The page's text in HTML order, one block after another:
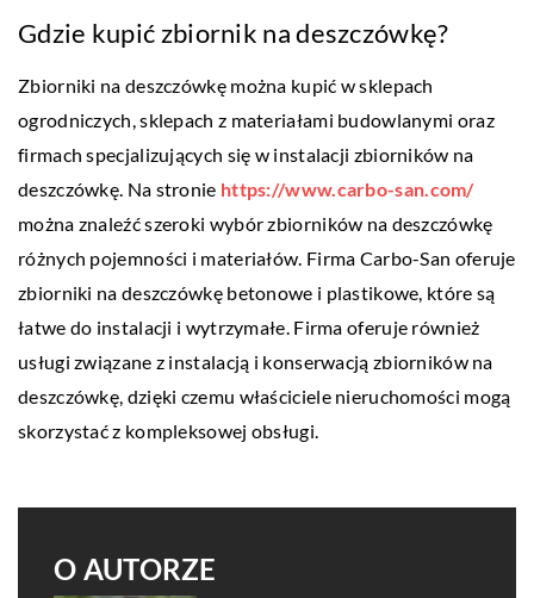
Gdzie kupić zbiornik na deszczówkę?
Zbiorniki na deszczówkę można kupić w sklepach
ogrodniczych, sklepach z materiałami budowlanymi oraz
firmach specjalizujących się w instalacji zbiorników na
deszczówkę. Na stronie https://www.carbo-san.com/
można znaleźć szeroki wybór zbiorników na deszczówkę
różnych pojemności i materiałów. Firma Carbo-San oferuje
zbiorniki na deszczówkę betonowe i plastikowe, które są
łatwe do instalacji i wytrzymałe. Firma oferuje również
usługi związane z instalacją i konserwacją zbiorników na
deszczówkę, dzięki czemu właściciele nieruchomości mogą
skorzystać z kompleksowej obsługi.
O AUTORZE